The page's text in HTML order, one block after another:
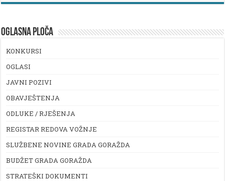
OGLASNA PLOČA
KONKURSI
OGLASI
JAVNI POZIVI
OBAVJEŠTENJA
ODLUKE / RJEŠENJA
REGISTAR REDOVA VOŽNJE
SLUŽBENE NOVINE GRADA GORAŽDA
BUDŽET GRADA GORAŽDA
STRATEŠKI DOKUMENTI